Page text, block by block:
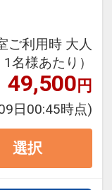
泊や延
在です。
にはフライ
す。
ご利用時 大人
1名様あたり）
49,500円
日00:45時点)
選択